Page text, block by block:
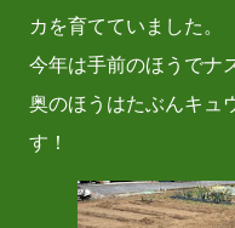
カを育てていました。
今年は手前のほうでナ
奥のほうはたぶんキュ
す！